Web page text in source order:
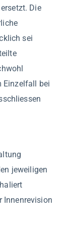
Die
sei
Einzelfall bei
jeweiligen
Innenrevision